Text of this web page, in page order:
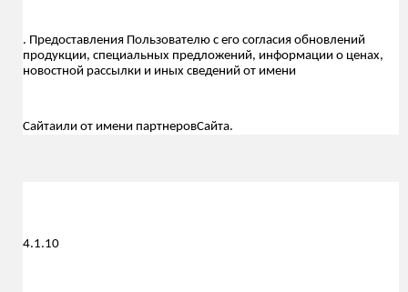
. Предоставления Пользователю с его согласия обновлений
продукции, специальных предложений, информации о ценах,
новостной рассылки и иных сведений от имени
Сайтаили от имени партнеровСайта.
4.1.10